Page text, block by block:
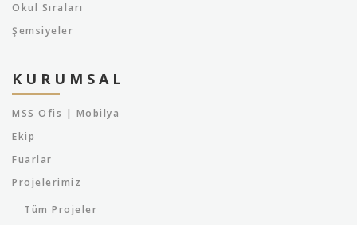
Okul Sıraları
Şemsiyeler
KURUMSAL
MSS Ofis | Mobilya
Ekip
Fuarlar
Projelerimiz
Tüm Projeler